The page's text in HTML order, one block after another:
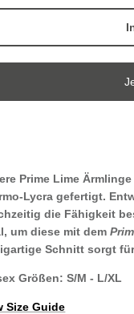
Prime Lime Ärmlinge
Lycra gefertigt.
die Fähigkeit
um diese mit dem
Schnitt sorgt
Größen: S/M - L/XL
Size Guide